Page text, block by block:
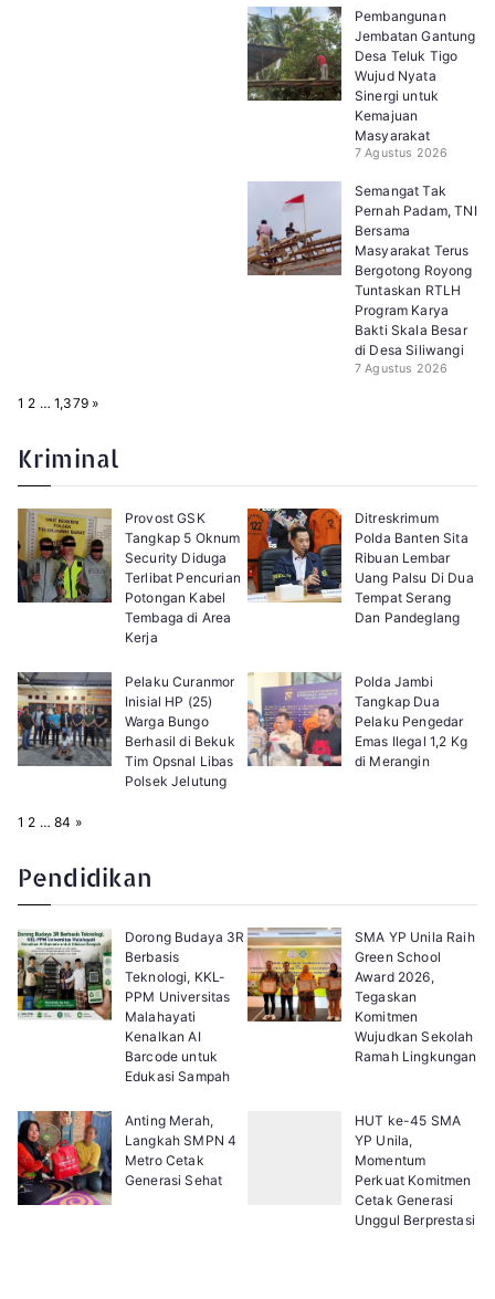
Pembangunan
Jembatan Gantung
Desa Teluk Tigo
Wujud Nyata
Sinergi untuk
Kemajuan
Masyarakat
7 Agustus 2026
Semangat Tak
Pernah Padam, TNI
Bersama
Masyarakat Terus
Bergotong Royong
Tuntaskan RTLH
Program Karya
Bakti Skala Besar
di Desa Siliwangi
7 Agustus 2026
P
:
1 2 … 1,379 N
»
Kriminal
Provost GSK
Tangkap 5 Oknum
Security Diduga
Terlibat Pencurian
Potongan Kabel
Tembaga di Area
Kerja
Ditreskrimum
Polda Banten Sita
Ribuan Lembar
Uang Palsu Di Dua
Tempat Serang
Dan Pandeglang
Pelaku Curanmor
Inisial HP (25)
Warga Bungo
Berhasil di Bekuk
Tim Opsnal Libas
Polsek Jelutung
Polda Jambi
Tangkap Dua
Pelaku Pengedar
Emas Ilegal 1,2 Kg
di Merangin
P
:
1 2 … 84 N
»
Pendidikan
Dorong Budaya 3R
Berbasis
Teknologi, KKL-
PPM Universitas
Malahayati
Kenalkan AI
Barcode untuk
Edukasi Sampah
SMA YP Unila Raih
Green School
Award 2026,
Tegaskan
Komitmen
Wujudkan Sekolah
Ramah Lingkungan
Anting Merah,
Langkah SMPN 4
Metro Cetak
Generasi Sehat
HUT ke-45 SMA
YP Unila,
Momentum
Perkuat Komitmen
Cetak Generasi
Unggul Berprestasi